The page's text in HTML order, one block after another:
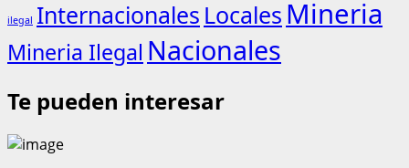
ilegal Internacionales Locales Mineria
Mineria Ilegal Nacionales
Te pueden interesar